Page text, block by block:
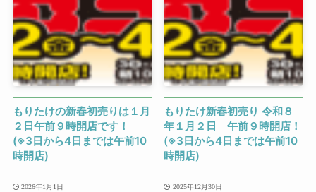
もりたけの新春初売りは１月
２日午前９時開店です！
(※3日から4日までは午前10
時開店)
2026年1月1日
もりたけ新春初売り 令和８
年１月２日 午前９時開店！
(※3日から4日までは午前10
時開店)
2025年12月30日